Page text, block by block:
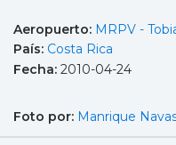
Aeropuerto: MRPV -
País: Costa Rica
Fecha: 2010-04-24
Foto por: Manrique